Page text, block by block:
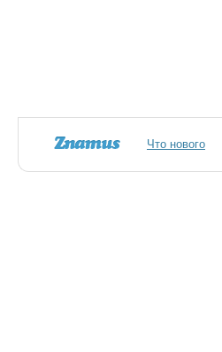
Что нового